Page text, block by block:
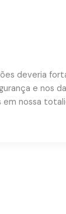
deveria
e nos
nossa